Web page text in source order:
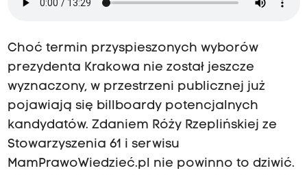
Choć termin przyspieszonych wyborów
prezydenta Krakowa nie został jeszcze
wyznaczony, w przestrzeni publicznej już
pojawiają się billboardy potencjalnych
kandydatów. Zdaniem Róży Rzeplińskiej ze
Stowarzyszenia 61 i serwisu
MamPrawoWiedzieć.pl nie powinno to dziwić.